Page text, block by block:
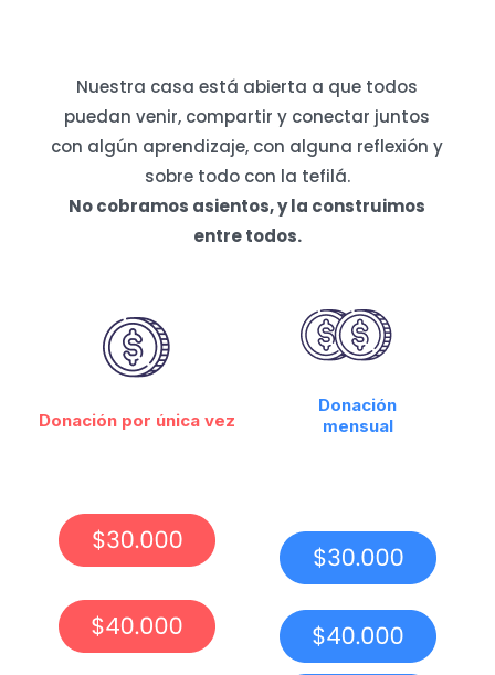
Nuestra casa está abierta a que todos
puedan venir, compartir y conectar juntos
con algún aprendizaje, con alguna reflexión y
sobre todo con la tefilá.
No cobramos asientos, y la construimos
entre todos.
Donación por única vez
Donación
mensual